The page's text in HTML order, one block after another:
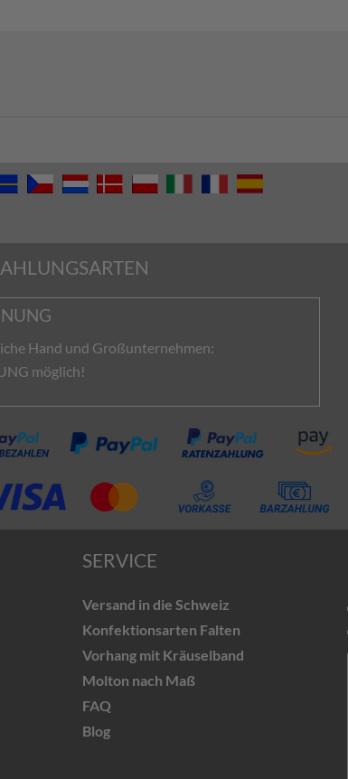
Hand und Großunternehmen:
möglich!
SERVICE
Versand in die Schweiz
Konfektionsarten Falten
Vorhang mit Kräuselband
Molton nach Maß
FAQ
Blog